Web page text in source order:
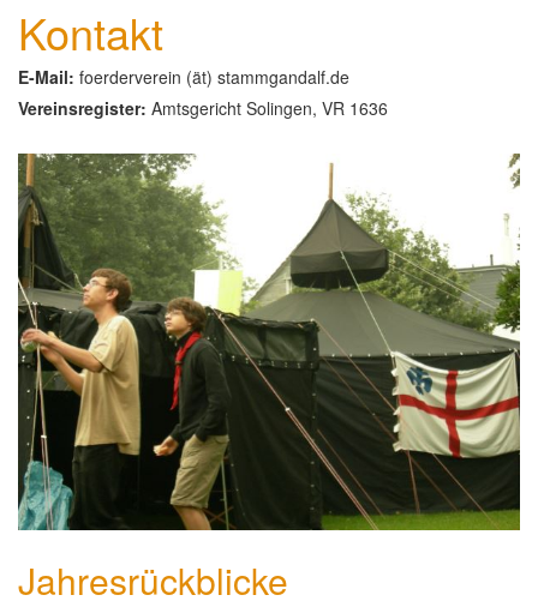
Kontakt
E-Mail: foerderverein (ät) stammgandalf.de
Vereinsregister: Amtsgericht Solingen, VR 1636
Jahresrückblicke